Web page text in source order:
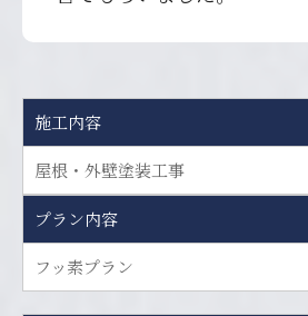
施工内容
屋根・外壁塗装工事
プラン内容
フッ素プラン